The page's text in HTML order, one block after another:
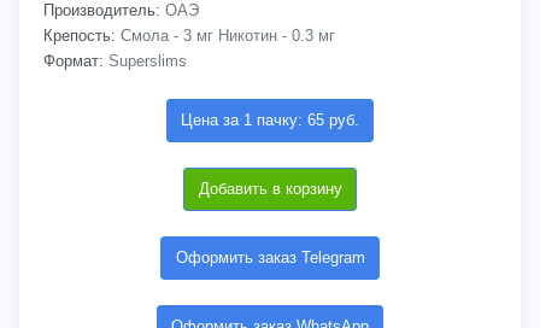
Производитель: ОАЭ
Крепость: Смола - 3 мг Никотин - 0.3 мг
Формат: Superslims
Цена за 1 пачку: 65 руб.
Добавить в корзину
Оформить заказ Telegram